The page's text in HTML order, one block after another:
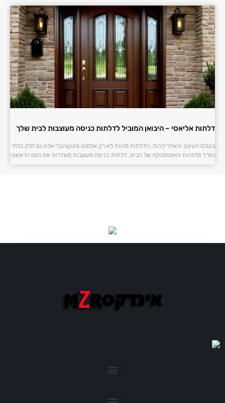
דלתות אליאסי – היבואן המוביל לדלתות כניסה מעוצבות לבית שלך
בעולם העיצוב והאדריכלות, הדלתות מהוות לא רק אלמנט פונקציונלי אלא גם חלק בלתי
נפרד מהזהות והאסתטיקה של הבית. דלתות כניסה מעוצבות משדרות את הטון הראשוני